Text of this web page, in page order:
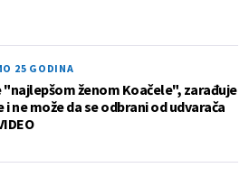
25 GODINA
"najlepšom ženom Koačele", zarađuje
i ne može da se odbrani od udvarača